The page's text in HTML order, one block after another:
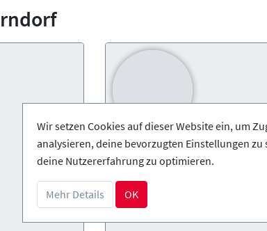
Wir setzen Cookies auf dieser Website ein, um
analysieren, deine bevorzugten Einstellungen zu
deine Nutzererfahrung zu optimieren.
Mehr Details OK